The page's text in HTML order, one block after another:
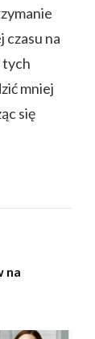
czasu na
tych
mniej
się
na